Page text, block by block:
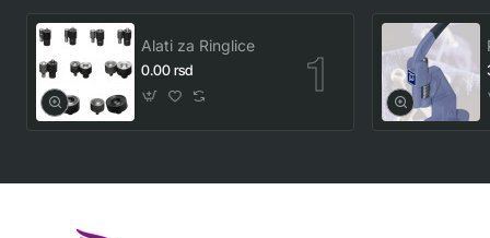
Alati za Ringlice
0.00 rsd